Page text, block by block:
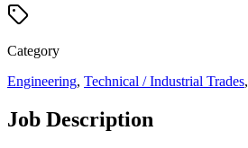
Category
Engineering, Technical / Industrial Trades,
Job Description